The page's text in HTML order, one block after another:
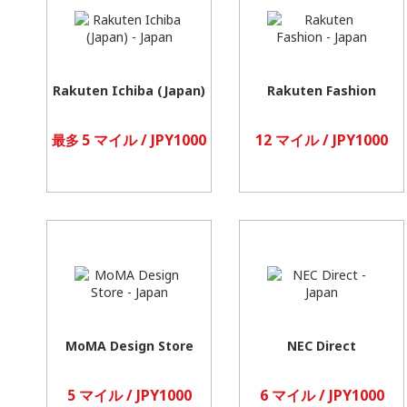
Rakuten Ichiba (Japan)
最多5 マイル / JPY1000
Rakuten Fashion
12 マイル / JPY1000
MoMA Design Store
5 マイル / JPY1000
NEC Direct
6 マイル / JPY1000